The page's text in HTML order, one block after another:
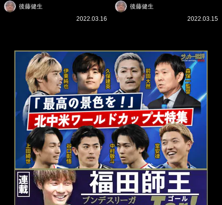
つ未来(4)スポーツを「持続
可能」にする「真の投資」の
後藤健生
2022.03.16
つ未来(3)「ロシアン・マネ
ー」に続く中東の「オイルマ
後藤健生
2022.03.15